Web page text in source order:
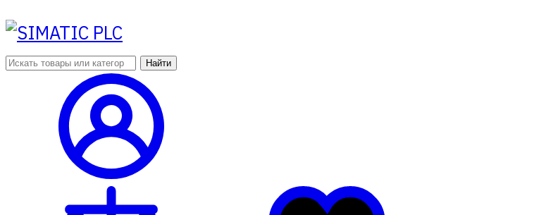
Найти